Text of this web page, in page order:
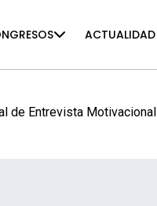
ACTUALIDAD
de Entrevista Motivacional